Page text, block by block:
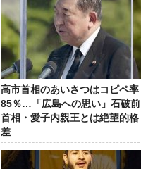
高市首相のあいさつはコピペ率
85％…「広島への思い」石破前
首相・愛子内親王とは絶望的格
差